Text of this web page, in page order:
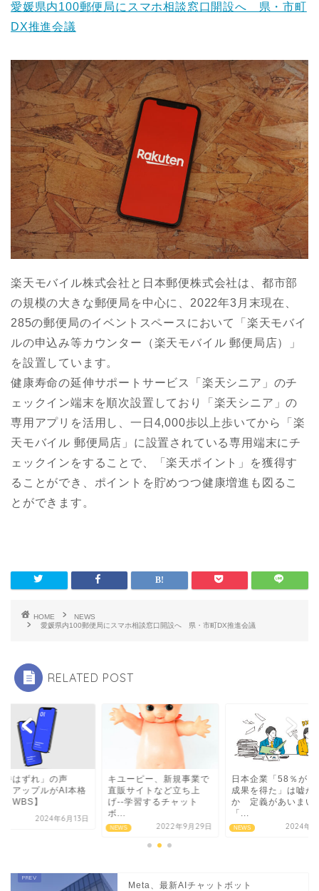
愛媛県内100郵便局にスマホ相談窓口開設へ 県・市町
DX推進会議
楽天モバイル株式会社と日本郵便株式会社は、都市部
の規模の大きな郵便局を中心に、2022年3月末現在、
285の郵便局のイベントスペースにおいて「楽天モバイ
ルの申込み等カウンター（楽天モバイル 郵便局店）」
を設置しています。
健康寿命の延伸サポートサービス「楽天シニア」のチ
ェックイン端末を順次設置しており「楽天シニア」の
専用アプリを活用し、一日4,000歩以上歩いてから「楽
天モバイル 郵便局店」に設置されている専用端末にチ
ェックインをすることで、「楽天ポイント」を獲得す
ることができ、ポイントを貯めつつ健康増進も図るこ
とができます。
HOME
NEWS
愛媛県内100郵便局にスマホ相談窓口開設へ 県・市町DX推進会議
RELATED POST
待はずれ」の声
アップルがAI本格
WBS】
2024年6月13日
NEWS
キユーピー、新規事業で
直販サイトなど立ち上
げ--学習するチャット
ボ...
2022年9月29日 NEWS
日本企業「58％が
成果を得た」は嘘か
か 定義があいまい
「...
2024年2
Meta、最新AIチャットボット